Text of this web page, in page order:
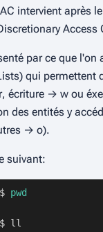
intervient après
Access
par ce que l'on
qui permettent
r, écriture → w ou
des entités y
→ o).
suivant:
pwd
ll